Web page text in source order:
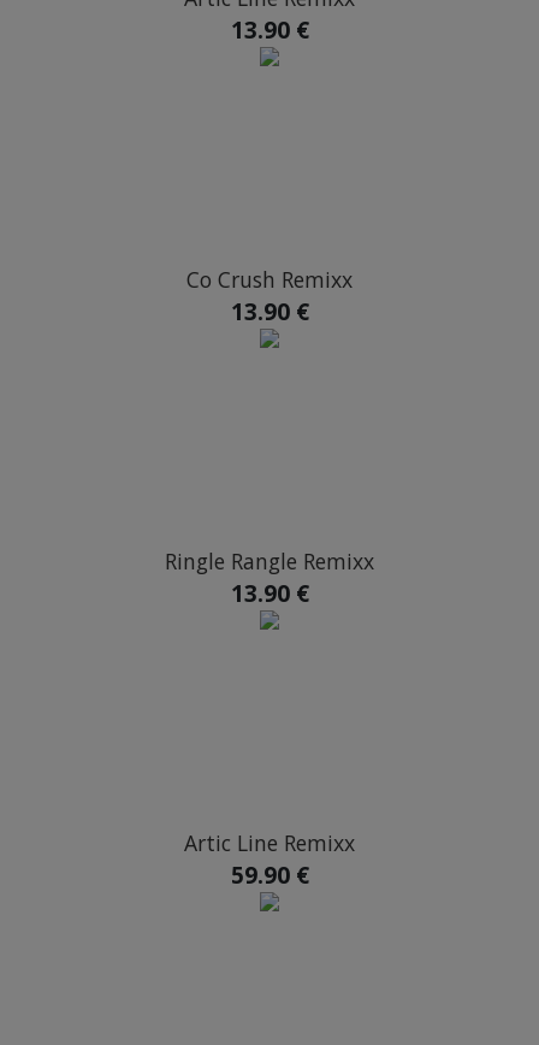
13.90 €
Co Crush Remixx
13.90 €
Ringle Rangle Remixx
13.90 €
Artic Line Remixx
59.90 €